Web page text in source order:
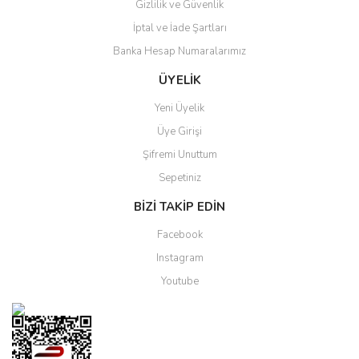
Gönder
Gizlilik ve Güvenlik
İptal ve İade Şartları
Banka Hesap Numaralarımız
ÜYELİK
Yeni Üyelik
Üye Girişi
Şifremi Unuttum
Sepetiniz
BİZİ TAKİP EDİN
Facebook
Instagram
Youtube